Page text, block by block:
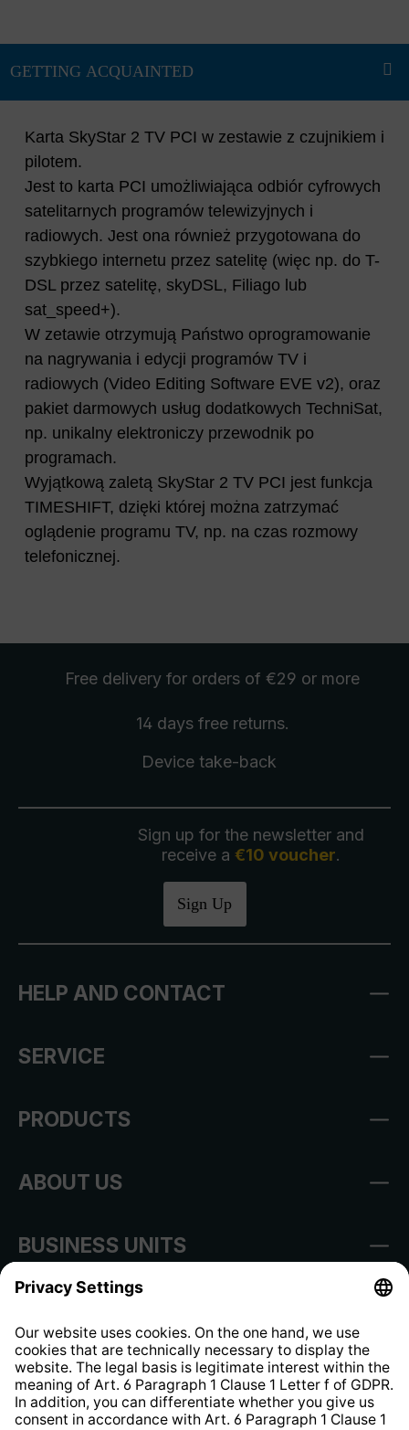
Karta SkyStar 2 TV PCI w zestawie z czujnikiem i
pilotem.
Jest to karta PCI umożliwiająca odbiór cyfrowych
satelitarnych programów telewizyjnych i
radiowych. Jest ona również przygotowana do
szybkiego internetu przez satelitę (więc np. do T-
DSL przez satelitę, skyDSL, Filiago lub
sat_speed+).
W zetawie otrzymują Państwo oprogramowanie
na nagrywania i edycji programów TV i
radiowych (Video Editing Software EVE v2), oraz
pakiet darmowych usług dodatkowych TechniSat,
np. unikalny elektroniczy przewodnik po
programach.
Wyjątkową zaletą SkyStar 2 TV PCI jest funkcja
TIMESHIFT, dzięki której można zatrzymać
oglądenie programu TV, np. na czas rozmowy
telefonicznej.
Free delivery for orders of €29 or more
14 days free returns.
Device take-back
Sign up for the newsletter and
receive a €10 voucher.
Sign Up
HELP AND CONTACT
SERVICE
PRODUCTS
ABOUT US
BUSINESS UNITS
Information clause for contractors
Website Information Clause
Strategia podatkowa